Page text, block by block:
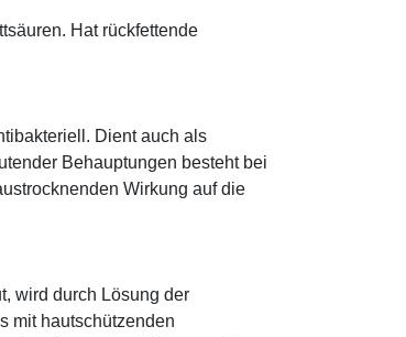
Hat rückfettende
Dient auch als
Behauptungen besteht bei
Wirkung auf die
wird durch Lösung der
mit hautschützenden